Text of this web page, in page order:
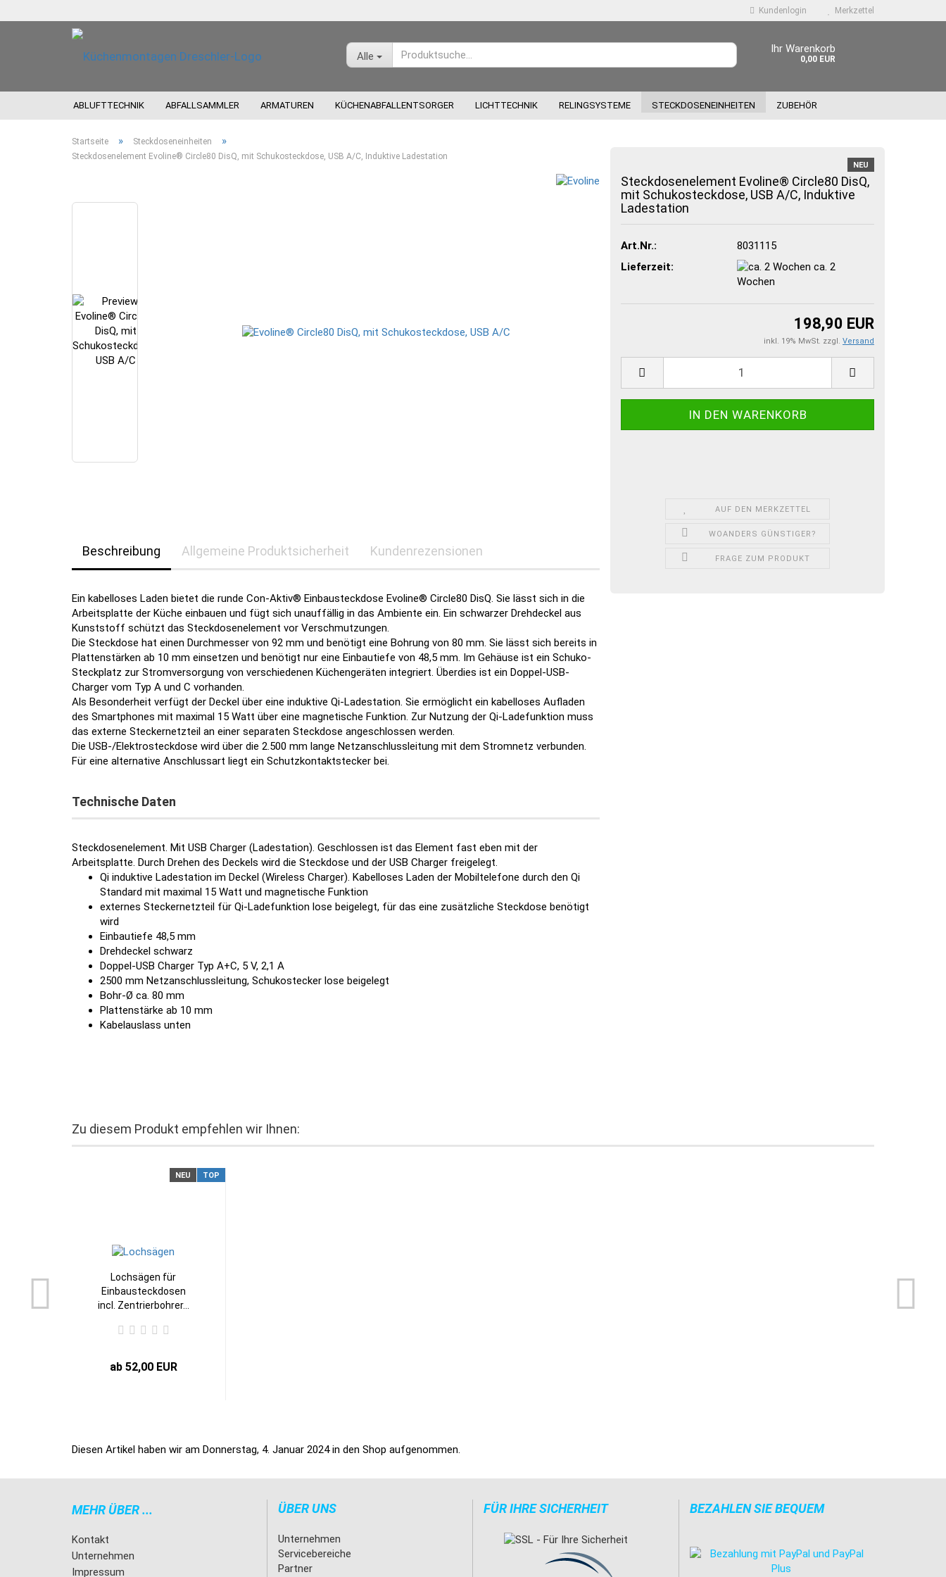
Kundenlogin
Konto erstellen
Merkzettel
Alle
Ihr Warenkorb
0,00 EUR
ABLUFTTECHNIK ABFALLSAMMLER ARMATUREN KÜCHENABFALLENTSORGER LICHTTECHNIK RELINGSYSTEME STECKDOSENEINHEITEN ZUBEHÖR
Startseite » Steckdoseneinheiten »
Steckdosenelement Evoline® Circle80 DisQ, mit Schukosteckdose, USB A/C, Induktive Ladestation
NEU
Steckdosenelement Evoline® Circle80 DisQ,
mit Schukosteckdose, USB A/C, Induktive
Ladestation
Art.Nr.:
8031115
Lieferzeit:
ca. 2
Wochen
198,90 EUR
inkl. 19% MwSt. zzgl. Versand
AUF DEN MERKZETTEL
WOANDERS GÜNSTIGER?
FRAGE ZUM PRODUKT
Beschreibung Allgemeine Produktsicherheit Kundenrezensionen
Ein kabelloses Laden bietet die runde Con-Aktiv® Einbausteckdose Evoline® Circle80 DisQ. Sie lässt sich in die
Arbeitsplatte der Küche einbauen und fügt sich unauffällig in das Ambiente ein. Ein schwarzer Drehdeckel aus
Kunststoff schützt das Steckdosenelement vor Verschmutzungen.
Die Steckdose hat einen Durchmesser von 92 mm und benötigt eine Bohrung von 80 mm. Sie lässt sich bereits in
Plattenstärken ab 10 mm einsetzen und benötigt nur eine Einbautiefe von 48,5 mm. Im Gehäuse ist ein Schuko-
Steckplatz zur Stromversorgung von verschiedenen Küchengeräten integriert. Überdies ist ein Doppel-USB-
Charger vom Typ A und C vorhanden.
Als Besonderheit verfügt der Deckel über eine induktive Qi-Ladestation. Sie ermöglicht ein kabelloses Aufladen
des Smartphones mit maximal 15 Watt über eine magnetische Funktion. Zur Nutzung der Qi-Ladefunktion muss
das externe Steckernetzteil an einer separaten Steckdose angeschlossen werden.
Die USB-/Elektrosteckdose wird über die 2.500 mm lange Netzanschlussleitung mit dem Stromnetz verbunden.
Für eine alternative Anschlussart liegt ein Schutzkontaktstecker bei.
Technische Daten
Steckdosenelement. Mit USB Charger (Ladestation). Geschlossen ist das Element fast eben mit der
Arbeitsplatte. Durch Drehen des Deckels wird die Steckdose und der USB Charger freigelegt.
Qi induktive Ladestation im Deckel (Wireless Charger). Kabelloses Laden der Mobiltelefone durch den Qi
Standard mit maximal 15 Watt und magnetische Funktion
externes Steckernetzteil für Qi-Ladefunktion lose beigelegt, für das eine zusätzliche Steckdose benötigt
wird
Einbautiefe 48,5 mm
Drehdeckel schwarz
Doppel-USB Charger Typ A+C, 5 V, 2,1 A
2500 mm Netzanschlussleitung, Schukostecker lose beigelegt
Bohr-Ø ca. 80 mm
Plattenstärke ab 10 mm
Kabelauslass unten
Zu diesem Produkt empfehlen wir Ihnen:
NEU TOP
Lochsägen für
Einbausteckdosen
incl. Zentrierbohrer...
ab 52,00 EUR
Diesen Artikel haben wir am Donnerstag, 4. Januar 2024 in den Shop aufgenommen.
MEHR ÜBER ...
Kontakt
Unternehmen
Impressum
ÜBER UNS
Unternehmen
Servicebereiche
Partner
FÜR IHRE SICHERHEIT BEZAHLEN SIE BEQUEM